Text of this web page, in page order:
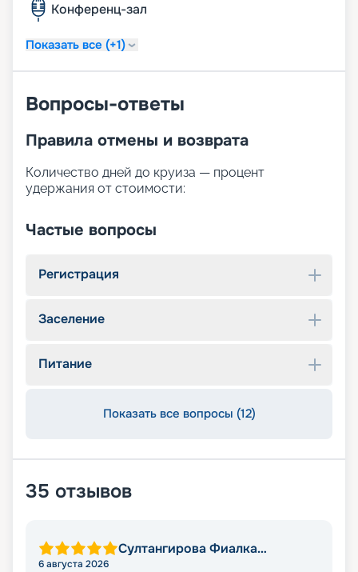
Конференц-зал
Показать все (+1)
Вопросы-ответы
Правила отмены и возврата
Количество дней до круиза — процент
удержания от стоимости:
Частые вопросы
Регистрация
Заселение
Питание
Показать все вопросы (12)
35 отзывов
Султангирова Фиалка
6 августа 2026